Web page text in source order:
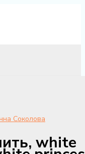
Соколова
white